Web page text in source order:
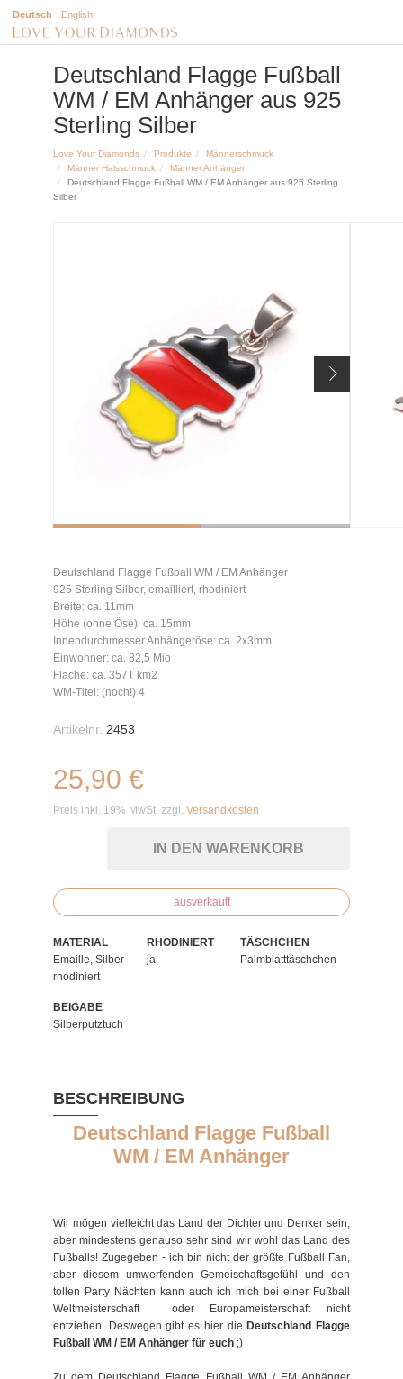
Deutsch English
Deutschland Flagge Fußball
WM / EM Anhänger aus 925
Sterling Silber
Love Your Diamonds Produkte
Männerschmuck
Männer Halsschmuck
Männer Anhänger
Deutschland Flagge Fußball WM / EM Anhänger aus 925 Sterling
Silber
Deutschland Flagge Fußball WM / EM Anhänger
925 Sterling Silber, emailliert, rhodiniert
Breite: ca. 11mm
Höhe (ohne Öse): ca. 15mm
Innendurchmesser Anhängeröse: ca. 2x3mm
Einwohner: ca. 82,5 Mio
Fläche: ca. 357T km2
WM-Titel: (noch!) 4
Artikelnr. 2453
25,90 €
Preis inkl. 19% MwSt. zzgl. Versandkosten
IN DEN WARENKORB
ausverkauft
MATERIAL
Emaille, Silber
rhodiniert
RHODINIERT
ja
TÄSCHCHEN
Palmblatttäschchen
BEIGABE
Silberputztuch
BESCHREIBUNG
Deutschland Flagge Fußball
WM / EM Anhänger
Wir mögen vielleicht das Land der Dichter und Denker sein,
aber mindestens genauso sehr sind wir wohl das Land des
Fußballs! Zugegeben - ich bin nicht der größte Fußball Fan,
aber diesem umwerfenden Gemeischaftsgefühl und den
tollen Party Nächten kann auch ich mich bei einer Fußball
Weltmeisterschaft oder Europameisterschaft nicht
entziehen. Deswegen gibt es hier die Deutschland Flagge
Fußball WM / EM Anhänger für euch ;)